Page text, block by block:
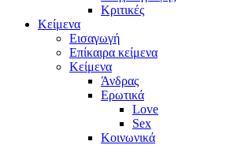
Κριτικές
Κείμενα
Εισαγωγή
Επίκαιρα κείμενα
Κείμενα
Άνδρας
Ερωτικά
Love
Sex
Κοινωνικά